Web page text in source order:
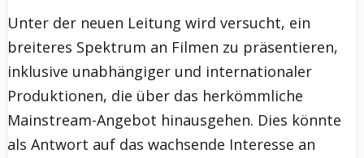
Unter der neuen Leitung wird versucht, ein
breiteres Spektrum an Filmen zu präsentieren,
inklusive unabhängiger und internationaler
Produktionen, die über das herkömmliche
Mainstream-Angebot hinausgehen. Dies könnte
als Antwort auf das wachsende Interesse an